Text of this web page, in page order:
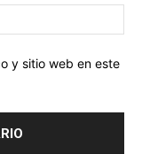
y sitio web en este